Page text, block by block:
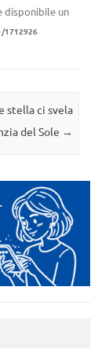
disponibile un
1712926
stella ci svela
del Sole →